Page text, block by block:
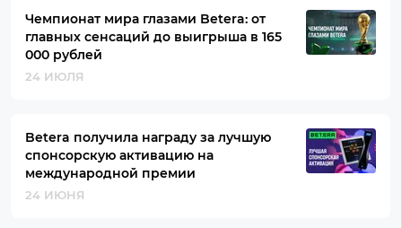
Чемпионат мира глазами Betera: от
главных сенсаций до выигрыша в 165
000 рублей
24 ИЮЛЯ
Betera получила награду за лучшую
спонсорскую активацию на
международной премии
24 ИЮНЯ